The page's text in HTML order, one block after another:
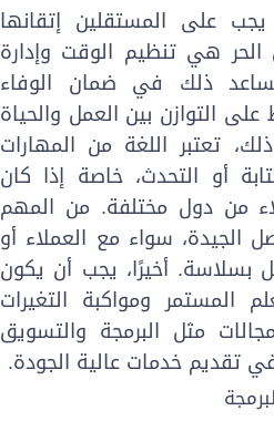
على المستقلين إتقانها
الحر هي تنظيم الوقتوإدارة
ذلك في ضمان الوفاء
على التوازن بين العمل والحياة
تعتبر اللغةمن المهارات
أو التحدث، خاصة إذا كان
من دول مختلفة. من المهم
الجيدة، سواء مع العملاء أو
بسلاسة. أخيرًا، يجب أن يكون
المستمرومواكبة التغيرات
مثل البرمجة والتسويق
تقديم خدمات عالية الجودة.